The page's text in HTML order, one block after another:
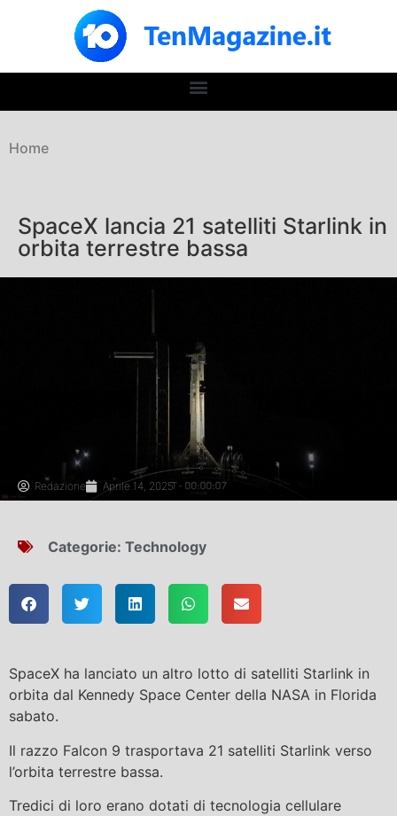
Home
SpaceX lancia 21 satelliti Starlink in
orbita terrestre bassa
Redazione Aprile 14, 2025
Categorie: Technology
SpaceX ha lanciato un altro lotto di satelliti Starlink in
orbita dal Kennedy Space Center della NASA in Florida
sabato.
Il razzo Falcon 9 trasportava 21 satelliti Starlink verso
l’orbita terrestre bassa.
Tredici di loro erano dotati di tecnologia cellulare